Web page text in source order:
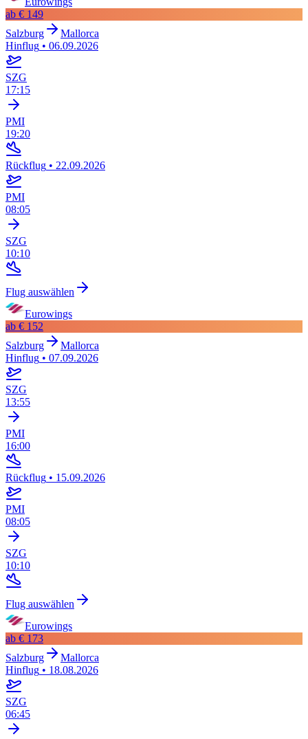
ab € 149
Salzburg
Mallorca
Hinflug • 06.09.2026
SZG
17:15
PMI
19:20
Rückflug • 22.09.2026
PMI
08:05
SZG
10:10
Flug auswählen
Eurowings
ab € 152
Salzburg
Mallorca
Hinflug • 07.09.2026
SZG
13:55
PMI
16:00
Rückflug • 15.09.2026
PMI
08:05
SZG
10:10
Flug auswählen
Eurowings
ab € 173
Salzburg
Mallorca
Hinflug • 18.08.2026
SZG
06:45